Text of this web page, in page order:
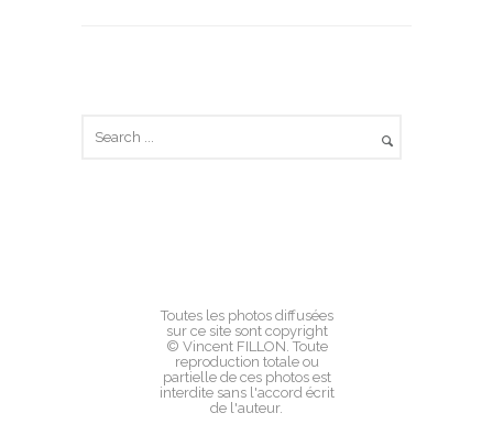
Toutes les photos diffusées
sur ce site sont copyright
© Vincent FILLON. Toute
reproduction totale ou
partielle de ces photos est
interdite sans l'accord écrit
de l'auteur.